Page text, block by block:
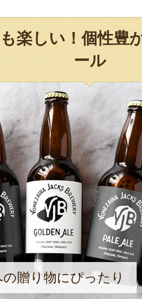
楽しい！個性豊
ール
贈り物にぴったり